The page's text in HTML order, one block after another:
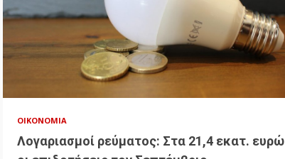
ΟΙΚΟΝΟΜΊΑ
Λογαριασμοί ρεύματος: Στα 21,4 εκατ. ευρώ